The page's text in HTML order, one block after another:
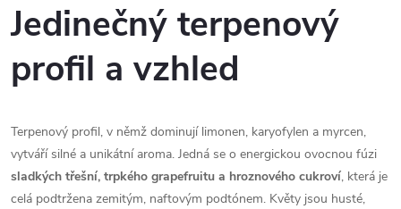
Jedinečný terpenový
profil a vzhled
Terpenový profil, v němž dominují limonen, karyofylen a myrcen,
vytváří silné a unikátní aroma. Jedná se o energickou ovocnou fúzi
sladkých třešní, trpkého grapefruitu a hroznového cukroví, která je
celá podtržena zemitým, naftovým podtónem. Květy jsou husté,